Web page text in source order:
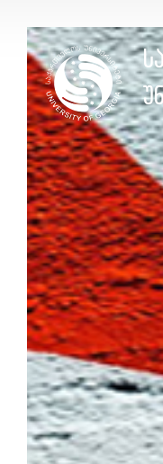
ᲩᲕᲔᲜ
ᲨᲔᲡᲐᲮᲔᲑ
ᲛᲣᲚᲢᲘᲛᲔᲓᲘᲐ
ᲞᲝᲓᲙᲐᲡᲢᲔᲑᲘ
ᲕᲘᲓᲔᲝ
ᲡᲢᲐᲢᲘᲔᲑᲘ
ᲤᲝᲢᲝ
ᲡᲢᲣᲓᲔᲜᲢᲔᲑᲘᲡ
ᲞᲝᲠᲢᲤᲝᲚᲘᲝ